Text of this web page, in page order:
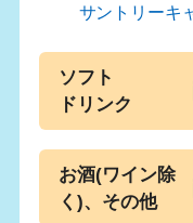
サントリーキ
ソフト
ドリンク
お酒(ワイン除
く)、その他